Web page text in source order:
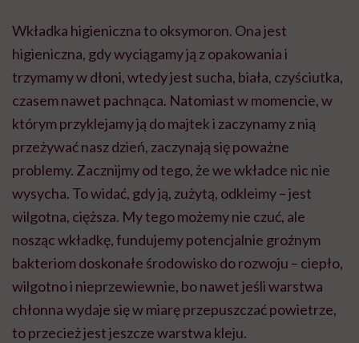
Wkładka higieniczna to oksymoron. Ona jest
higieniczna, gdy wyciągamy ją z opakowania i
trzymamy w dłoni, wtedy jest sucha, biała, czyściutka,
czasem nawet pachnąca. Natomiast w momencie, w
którym przyklejamy ją do majtek i zaczynamy z nią
przeżywać nasz dzień, zaczynają się poważne
problemy. Zacznijmy od tego, że we wkładce nic nie
wysycha. To widać, gdy ją, zużytą, odkleimy – jest
wilgotna, cięższa. My tego możemy nie czuć, ale
nosząc wkładkę, fundujemy potencjalnie groźnym
bakteriom doskonałe środowisko do rozwoju – ciepło,
wilgotno i nieprzewiewnie, bo nawet jeśli warstwa
chłonna wydaje się w miarę przepuszczać powietrze,
to przecież jest jeszcze warstwa kleju.